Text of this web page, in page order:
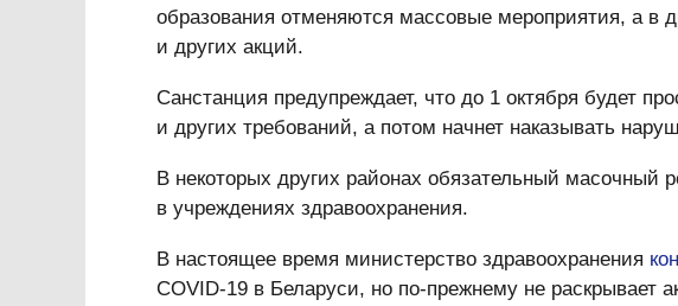
образования отменяются массовые мероприятия, а в
и других акций.
Санстанция предупреждает, что до 1 октября будет
и других требований, а потом начнет наказывать
В некоторых других районах обязательный масочный
в учреждениях здравоохранения.
В настоящее время министерство здравоохранения
COVID-19 в Беларуси, но по-прежнему не раскрывает